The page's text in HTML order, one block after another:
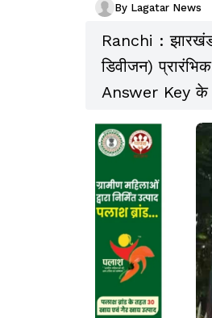
By Lagatar News
Ranchi :
डिवीजन)
Answer Key के